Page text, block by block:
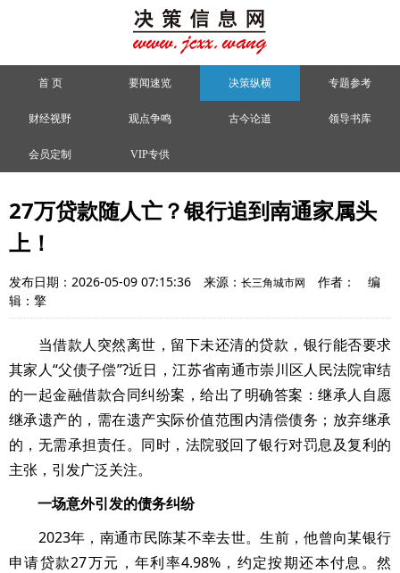
首 页 要闻速览 决策纵横 专题参考
财经视野 观点争鸣 古今论道 领导书库
会员定制 VIP专供
27万贷款随人亡？银行追到南通家属头
上！
发布日期：2026-05-09 07:15:36 来源： 长三角城市网 作者：
编
辑：擎
当借款人突然离世，留下未还清的贷款，银行能否要求
其家人“父债子偿”?近日，江苏省南通市崇川区人民法院审结
的一起金融借款合同纠纷案，给出了明确答案：继承人自愿
继承遗产的，需在遗产实际价值范围内清偿债务；放弃继承
的，无需承担责任。同时，法院驳回了银行对罚息及复利的
主张，引发广泛关注。
一场意外引发的债务纠纷
2023年，南通市民陈某不幸去世。生前，他曾向某银行
申请贷款27万元，年利率4.98%，约定按期还本付息。然